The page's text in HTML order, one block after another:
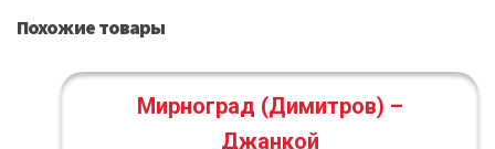
Похожие товары
Мирноград (Димитров) –
Джанкой